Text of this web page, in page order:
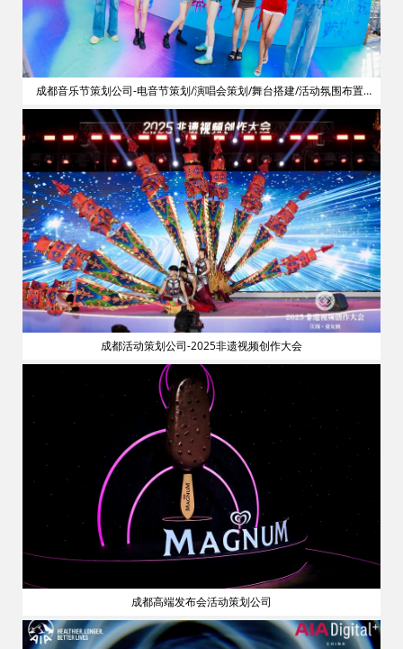
成都音乐节策划公司-电音节策划/演唱会策划/舞台搭建/活动氛围布置/
明星艺人网红邀请
成都活动策划公司-2025非遗视频创作大会
成都高端发布会活动策划公司